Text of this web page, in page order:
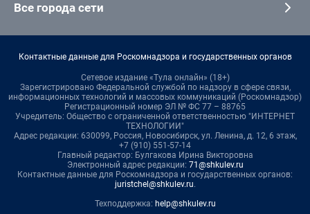
Все города сети
Контактные данные для Роскомнадзора и государственных органов
Сетевое издание «Тула онлайн» (18+)
Зарегистрировано Федеральной службой по надзору в сфере связи,
информационных технологий и массовых коммуникаций (Роскомнадзор)
Регистрационный номер ЭЛ № ФС 77 – 88765
Учредитель: Общество с ограниченной ответственностью "ИНТЕРНЕТ
ТЕХНОЛОГИИ"
Адрес редакции: 630099, Россия, Новосибирск, ул. Ленина, д. 12, 6 этаж,
+7 (910) 551-57-14
Главный редактор: Булгакова Ирина Викторовна
Электронный адрес редакции: 71@shkulev.ru
Контактные данные для Роскомнадзора и государственных органов:
juristchel@shkulev.ru.
Техподдержка: help@shkulev.ru